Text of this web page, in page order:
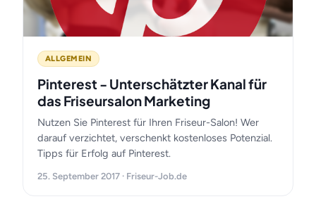
ALLGEMEIN
Pinterest - Unterschätzter Kanal für
das Friseursalon Marketing
Nutzen Sie Pinterest für Ihren Friseur-Salon! Wer
darauf verzichtet, verschenkt kostenloses Potenzial.
Tipps für Erfolg auf Pinterest.
25. September 2017 · Friseur-Job.de